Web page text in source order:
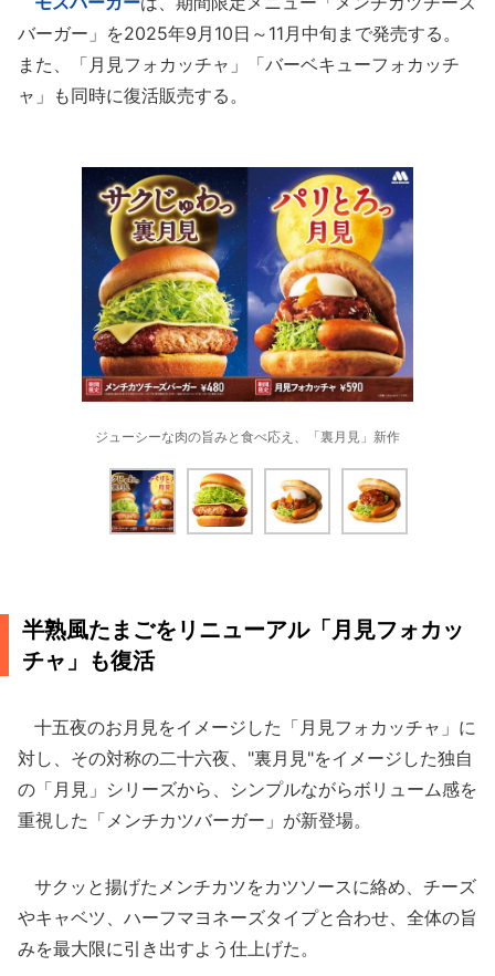
バーガー」を2025年9月10日～11月中旬まで発売する。
また、「月見フォカッチャ」「バーベキューフォカッチ
ャ」も同時に復活販売する。
ジューシーな肉の旨みと食べ応え、「裏月見」新作
半熟風たまごをリニューアル「月見フォカッ
チャ」も復活
十五夜のお月見をイメージした「月見フォカッチャ」に
対し、その対称の二十六夜、"裏月見"をイメージした独自
の「月見」シリーズから、シンプルながらボリューム感を
重視した「メンチカツバーガー」が新登場。
サクッと揚げたメンチカツをカツソースに絡め、チーズ
やキャベツ、ハーフマヨネーズタイプと合わせ、全体の旨
みを最大限に引き出すよう仕上げた。